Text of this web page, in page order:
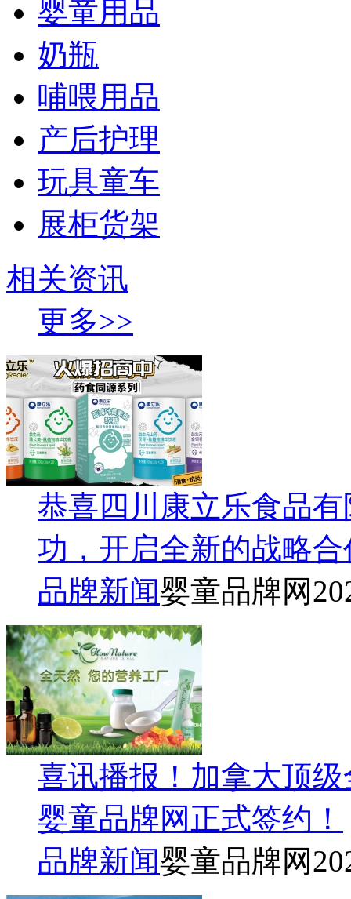
婴童用品
奶瓶
哺喂用品
产后护理
玩具童车
展柜货架
相关资讯
更多>>
恭喜四川康立乐食品
功，开启全新的战略
品牌新闻婴童品牌网
喜讯播报！加拿大顶
婴童品牌网正式签约！
品牌新闻婴童品牌网